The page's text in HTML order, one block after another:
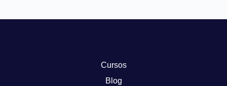
Cursos
Blog